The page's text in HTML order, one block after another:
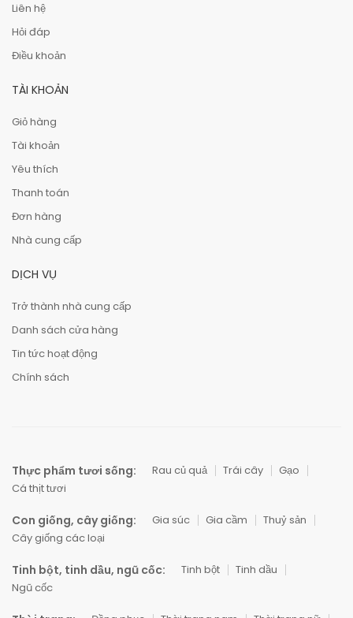
Liên hệ
Hỏi đáp
Điều khoản
TÀI KHOẢN
Giỏ hàng
Tài khoản
Yêu thích
Thanh toán
Đơn hàng
Nhà cung cấp
DỊCH VỤ
Trở thành nhà cung cấp
Danh sách cửa hàng
Tin tức hoạt động
Chính sách
Thực phẩm tươi sống: Rau củ quả Trái cây
Gạo
Cá thịt tươi
Con giống, cây giống: Gia súc Gia cầm
Thuỷ sản
Cây giống các loại
Tinh bột, tinh dầu, ngũ cốc: Tinh bột
Tinh dầu
Ngũ cốc